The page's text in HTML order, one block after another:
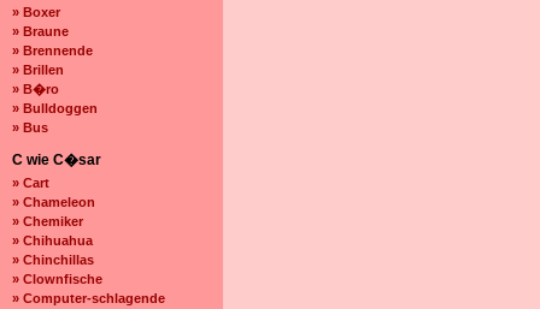
» Boxer
» Braune
» Brennende
» Brillen
» B�ro
» Bulldoggen
» Bus
C wie C�sar
» Cart
» Chameleon
» Chemiker
» Chihuahua
» Chinchillas
» Clownfische
» Computer-schlagende